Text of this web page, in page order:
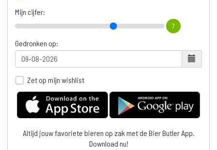
Mijn cijfer:
7
Gedronken op:
Zet op mijn wishlist
Altijd jouw favoriete bieren op zak met de Bier Butler App.
Download nu!